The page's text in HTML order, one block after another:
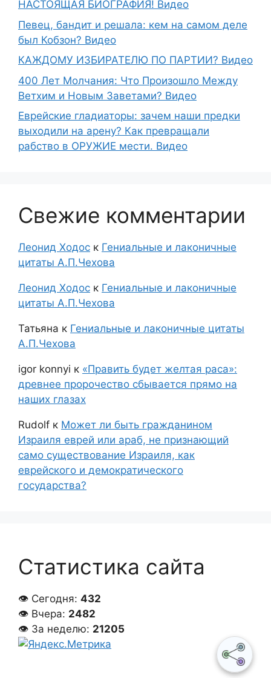
НАСТОЯЩАЯ БИОГРАФИЯ! Видео
Певец, бандит и решала: кем на самом деле
был Кобзон? Видео
КАЖДОМУ ИЗБИРАТЕЛЮ ПО ПАРТИИ? Видео
400 Лет Молчания: Что Произошло Между
Ветхим и Новым Заветами? Видео
Еврейские гладиаторы: зачем наши предки
выходили на арену? Как превращали
рабство в ОРУЖИЕ мести. Видео
Свежие комментарии
Леонид Ходос к Гениальные и лаконичные
цитаты А.П.Чехова
Леонид Ходос к Гениальные и лаконичные
цитаты А.П.Чехова
Татьяна к Гениальные и лаконичные цитаты
А.П.Чехова
igor konnyi к «Править будет желтая раса»:
древнее пророчество сбывается прямо на
наших глазах
Rudolf к Может ли быть гражданином
Израиля еврей или араб, не признающий
само существование Израиля, как
еврейского и демократического
государства?
Статистика сайта
👁 Сегодня: 432
👁 Вчера: 2482
👁 За неделю: 21205